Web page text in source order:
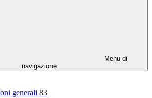
Menu di
navigazione
generali 83